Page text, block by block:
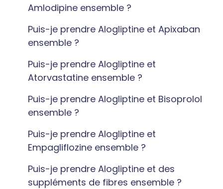
Amlodipine ensemble ?
Puis-je prendre Alogliptine et Apixaban
ensemble ?
Puis-je prendre Alogliptine et
Atorvastatine ensemble ?
Puis-je prendre Alogliptine et Bisoprolol
ensemble ?
Puis-je prendre Alogliptine et
Empagliflozine ensemble ?
Puis-je prendre Alogliptine et des
suppléments de fibres ensemble ?